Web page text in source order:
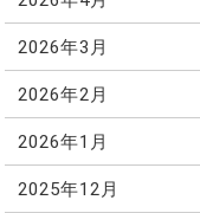
2026年3月
2026年2月
2026年1月
2025年12月